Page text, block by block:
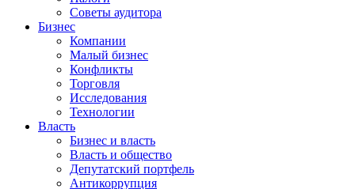
Советы аудитора
Бизнес
Компании
Малый бизнес
Конфликты
Торговля
Исследования
Технологии
Власть
Бизнес и власть
Власть и общество
Депутатский портфель
Антикоррупция